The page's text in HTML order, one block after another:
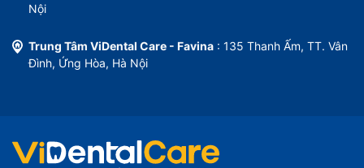
Nội
Trung Tâm ViDental Care - Favina : 135 Thanh Ấm, TT. Vân
Đình, Ứng Hòa, Hà Nội